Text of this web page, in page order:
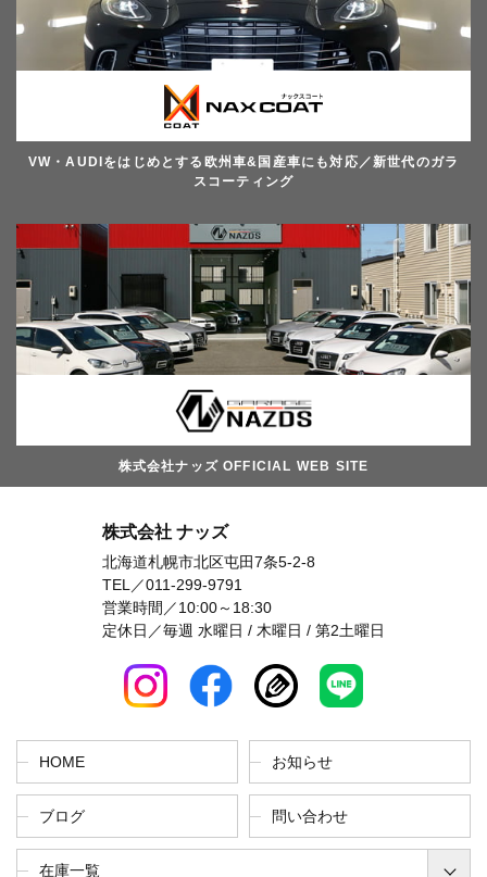
VW・AUDIをはじめとする欧州車&国産車にも対応／新世代のガラ
スコーティング
株式会社ナッズ OFFICIAL WEB SITE
株式会社 ナッズ
北海道札幌市北区屯田7条5-2-8
TEL／011-299-9791
営業時間／10:00～18:30
定休日／毎週 水曜日 / 木曜日 / 第2土曜日
HOME お知らせ
ブログ 問い合わせ
在庫一覧